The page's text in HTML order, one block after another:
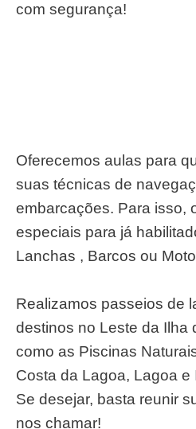
com segurança!
Oferecemos aulas para
suas técnicas de
embarcações. Para isso,
especiais para já
Lanchas , Barcos ou
Realizamos passeios de
destinos no Leste da Ilha
como as Piscinas
Costa da Lagoa, Lagoa e
Se desejar, basta reunir
nos chamar!